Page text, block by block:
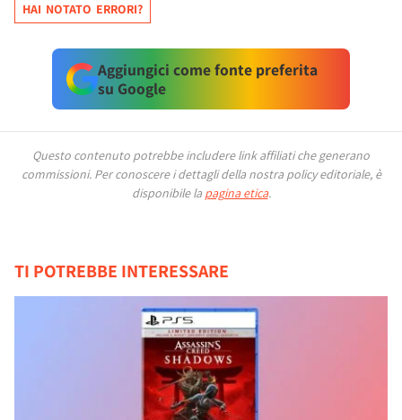
HAI NOTATO ERRORI?
Aggiungici come fonte preferita
su Google
Questo contenuto potrebbe includere link affiliati che generano
commissioni. Per conoscere i dettagli della nostra policy editoriale, è
disponibile la pagina etica.
TI POTREBBE INTERESSARE